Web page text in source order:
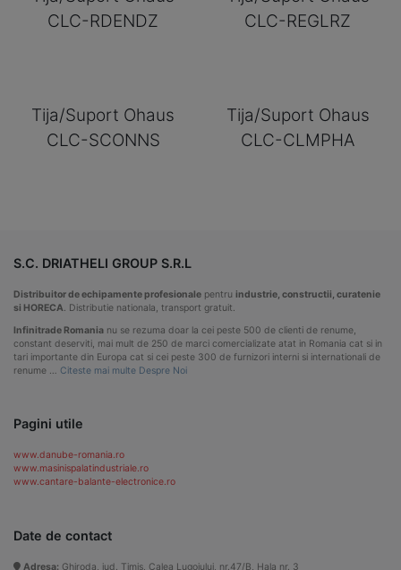
CLC-RDENDZ
CLC-REGLRZ
Tija/Suport Ohaus
CLC-SCONNS
Tija/Suport Ohaus
CLC-CLMPHA
S.C. DRIATHELI GROUP S.R.L
Distribuitor de echipamente profesionale pentru industrie, constructii, curatenie
si HORECA . Distributie nationala, transport gratuit.
Infinitrade Romania nu se rezuma doar la cei peste 500 de clienti de renume,
constant deserviti, mai mult de 250 de marci comercializate atat in Romania cat si in
tari importante din Europa cat si cei peste 300 de furnizori interni si internationali de
renume … Citeste mai multe Despre Noi
Pagini utile
www.danube-romania.ro
www.masinispalatindustriale.ro
www.cantare-balante-electronice.ro
Date de contact
Adresa: Ghiroda, jud. Timis, Calea Lugojului, nr.47/B, Hala nr. 3